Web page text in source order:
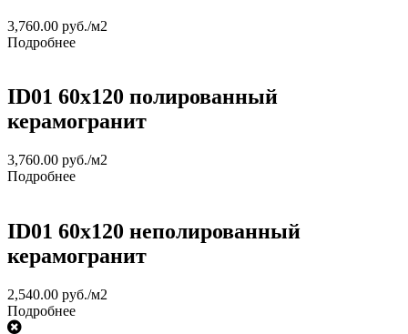
3,760.00 руб./м2
Подробнее
ID01 60х120 полированный
керамогранит
3,760.00 руб./м2
Подробнее
ID01 60х120 неполированный
керамогранит
2,540.00 руб./м2
Подробнее